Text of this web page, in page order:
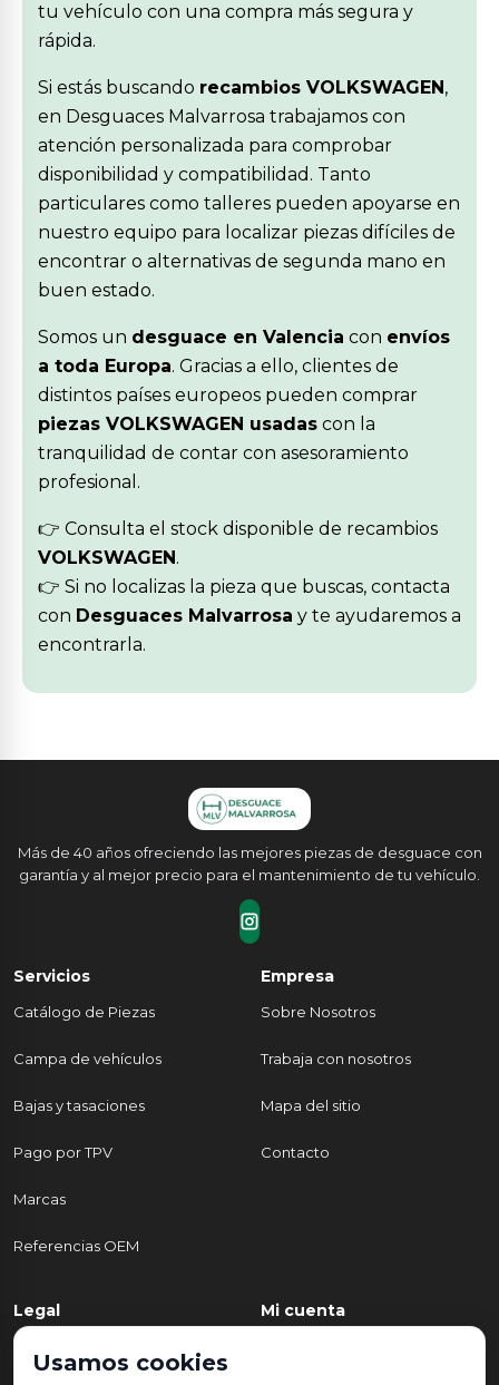
tu vehículo con una compra más segura y
rápida.
Si estás buscando recambios VOLKSWAGEN,
en Desguaces Malvarrosa trabajamos con
atención personalizada para comprobar
disponibilidad y compatibilidad. Tanto
particulares como talleres pueden apoyarse en
nuestro equipo para localizar piezas difíciles de
encontrar o alternativas de segunda mano en
buen estado.
Somos un desguace en Valencia con envíos
a toda Europa. Gracias a ello, clientes de
distintos países europeos pueden comprar
piezas VOLKSWAGEN usadas con la
tranquilidad de contar con asesoramiento
profesional.
👉 Consulta el stock disponible de recambios
VOLKSWAGEN.
👉 Si no localizas la pieza que buscas, contacta
con Desguaces Malvarrosa y te ayudaremos a
encontrarla.
Más de 40 años ofreciendo las mejores piezas de desguace con
garantía y al mejor precio para el mantenimiento de tu vehículo.
Servicios
Catálogo de Piezas
Campa de vehículos
Bajas y tasaciones
Pago por TPV
Marcas
Referencias OEM
Empresa
Sobre Nosotros
Trabaja con nosotros
Mapa del sitio
Contacto
Legal
Política de Privacidad
Mi cuenta
Usamos cookies